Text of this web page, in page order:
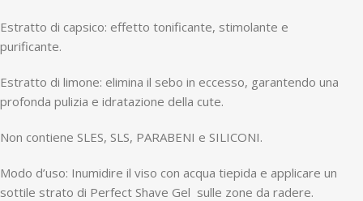
Estratto di capsico: effetto tonificante, stimolante e
purificante.
Estratto di limone: elimina il sebo in eccesso, garantendo una
profonda pulizia e idratazione della cute.
Non contiene SLES, SLS, PARABENI e SILICONI.
Modo d’uso: Inumidire il viso con acqua tiepida e applicare un
sottile strato di Perfect Shave Gel sulle zone da radere.